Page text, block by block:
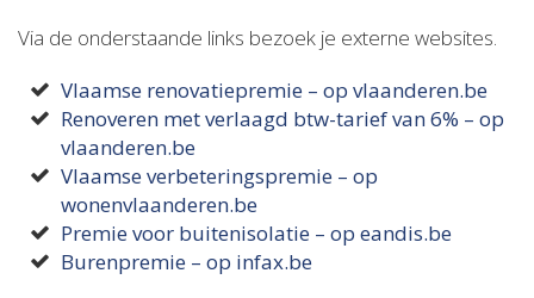
Via de onderstaande links bezoek je externe websites.
Vlaamse renovatiepremie – op vlaanderen.be
Renoveren met verlaagd btw-tarief van 6% – op
vlaanderen.be
Vlaamse verbeteringspremie – op
wonenvlaanderen.be
Premie voor buitenisolatie – op eandis.be
Burenpremie – op infax.be